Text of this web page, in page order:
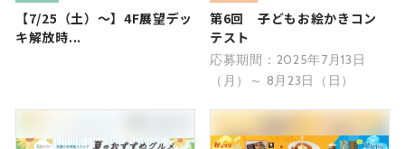
【7/25（土）～】4F展望デッ
キ解放時...
第6回 子どもお絵かきコン
テスト
応募期間：2025年7月13日
（月）～ 8月23日（日）